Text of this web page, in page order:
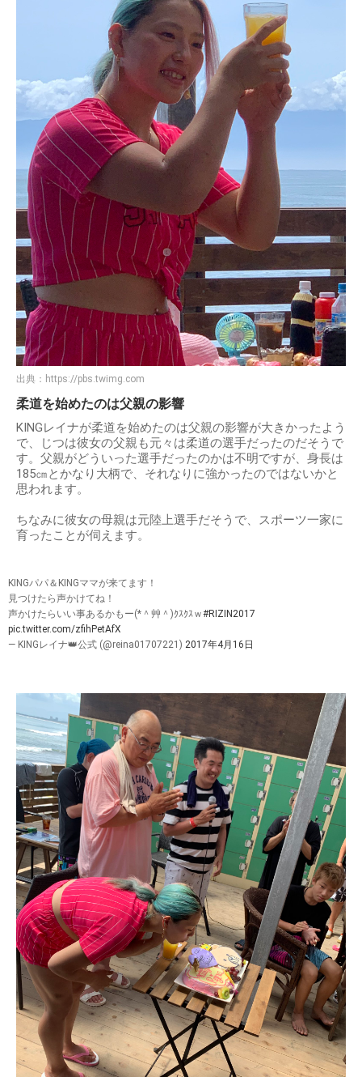
出典： https://pbs.twimg.com
柔道を始めたのは父親の影響
KINGレイナが柔道を始めたのは父親の影響が大きかったよう
で、じつは彼女の父親も元々は柔道の選手だったのだそうで
す。父親がどういった選手だったのかは不明ですが、身長は
185㎝とかなり大柄で、それなりに強かったのではないかと
思われます。
ちなみに彼女の母親は元陸上選手だそうで、スポーツ一家に
育ったことが伺えます。
KINGパパ＆KINGママが来てます！
見つけたら声かけてね！
声かけたらいい事あるかもー(*＾艸＾)ｸｽｸｽｗ#RIZIN2017
pic.twitter.com/zfihPetAfX
— KINGレイナ👑公式 (@reina01707221) 2017年4月16日